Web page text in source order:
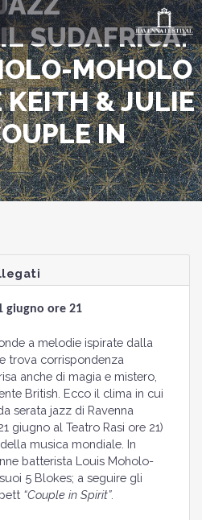
SUDAFRICA:
MOHOLO
KEITH & JULIE
IN
giugno ore 21
a melodie ispirate dalla
trova corrispondenza
anche di magia e mistero,
British. Ecco il clima in cui
serata jazz di Ravenna
giugno al Teatro Rasi ore 21)
musica mondiale. In
batterista Louis Moholo-
5 Blokes; a seguire gli
“Couple in Spirit”.